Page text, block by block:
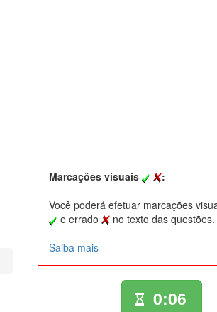
Marcações visuais
:
Você poderá efetuar marcações
e errado
no texto das questões.
Saiba mais
0:06